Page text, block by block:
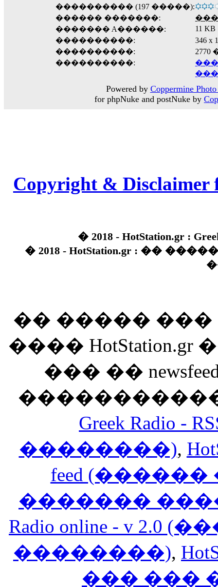
���������� (197 �����):
������ �������:
������� A������:
11 KB
����������:
346
����������:
����������:
Powered by Coppermine
for phpNuke and postNuke by
Copyright & Disclaimer
� 2018 - HotStation.gr :
� 2018 - HotStation.gr : ��
�� �����
����
��� ��
Greek Radio
��������),
feed
�������
Radio online - v
��������),
��� ���